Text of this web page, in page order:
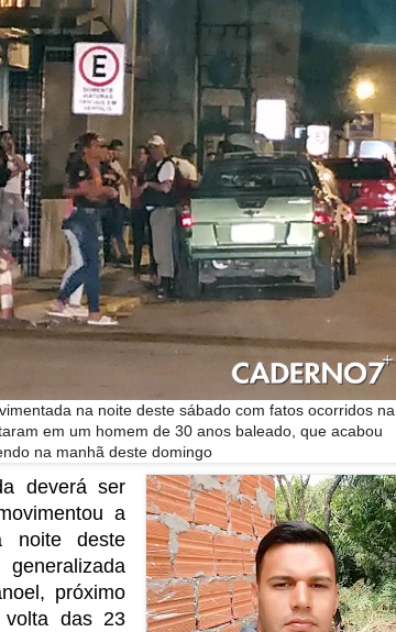
na noite deste sábado com fatos ocorridos na
em um homem de 30 anos baleado, que acabou
na manhã deste domingo
deverá ser
a
noite deste
próximo
das 23